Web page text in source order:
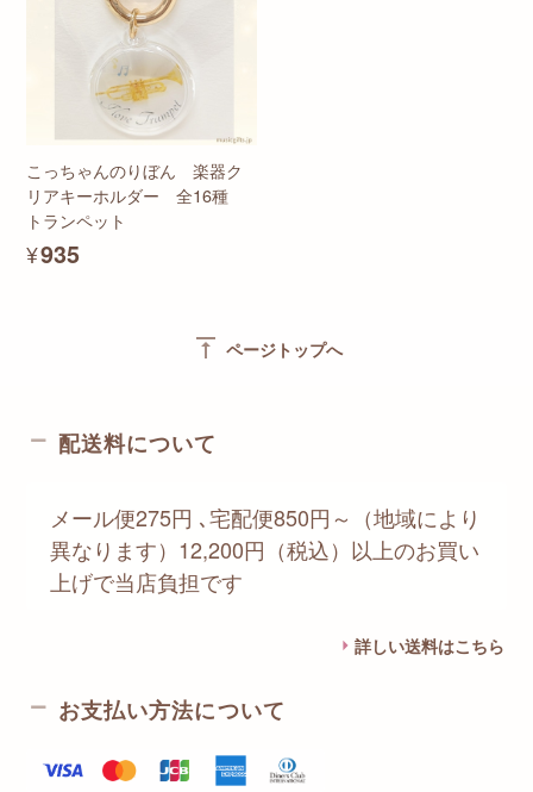
こっちゃんのりぼん 楽器ク
リアキーホルダー 全16種
トランペット
¥935
vertical_align_top ページトップへ
配送料について
メール便275円 ､宅配便850円～（地域により
異なります）12,200円（税込）以上のお買い
上げで当店負担です
詳しい送料はこちら
お支払い方法について